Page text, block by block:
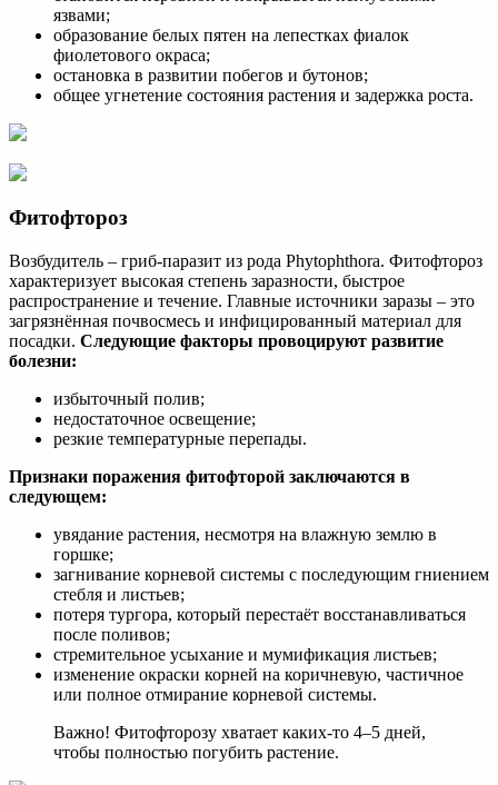
язвами;
образование белых пятен на лепестках фиалок
фиолетового окраса;
остановка в развитии побегов и бутонов;
общее угнетение состояния растения и задержка роста.
Фитофтороз
Возбудитель – гриб-паразит из рода Phytophthora. Фитофтороз
характеризует высокая степень заразности, быстрое
распространение и течение. Главные источники заразы – это
загрязнённая почвосмесь и инфицированный материал для
посадки. Следующие факторы провоцируют развитие
болезни:
избыточный полив;
недостаточное освещение;
резкие температурные перепады.
Признаки поражения фитофторой заключаются в
следующем:
увядание растения, несмотря на влажную землю в
горшке;
загнивание корневой системы с последующим гниением
стебля и листьев;
потеря тургора, который перестаёт восстанавливаться
после поливов;
стремительное усыхание и мумификация листьев;
изменение окраски корней на коричневую, частичное
или полное отмирание корневой системы.
Важно! Фитофторозу хватает каких-то 4–5 дней,
чтобы полностью погубить растение.